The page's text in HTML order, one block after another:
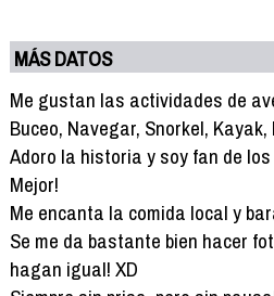
MÁS DATOS
Me gustan las actividades de
Buceo, Navegar, Snorkel,
Adoro la historia y soy fan de
Mejor!
Me encanta la comida local y
Se me da bastante bien hacer
hagan igual! XD